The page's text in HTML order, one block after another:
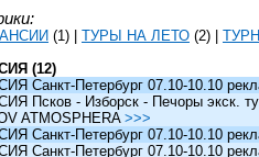
(1) ТУРЫ НА ЛЕТО (2)
(12)
Санкт-Петербург 07.10-10.10
Псков - Изборск - Печоры экск.
ATMOSPHERA >>>
Санкт-Петербург 07.10-10.10
Санкт-Петербург 07.10-10.10